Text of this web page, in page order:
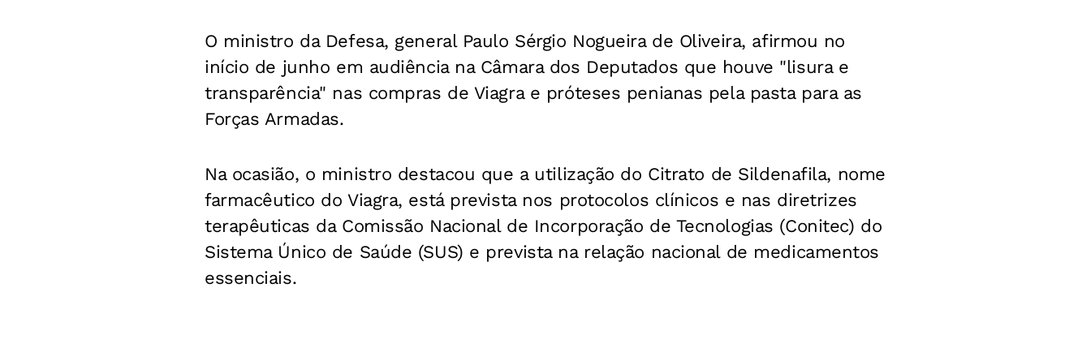
O ministro da Defesa, general Paulo Sérgio Nogueira de Oliveira, afirmou no
início de junho em audiência na Câmara dos Deputados que houve "lisura e
transparência" nas compras de Viagra e próteses penianas pela pasta para as
Forças Armadas.
Na ocasião, o ministro destacou que a utilização do Citrato de Sildenafila, nome
farmacêutico do Viagra, está prevista nos protocolos clínicos e nas diretrizes
terapêuticas da Comissão Nacional de Incorporação de Tecnologias (Conitec) do
Sistema Único de Saúde (SUS) e prevista na relação nacional de medicamentos
essenciais.